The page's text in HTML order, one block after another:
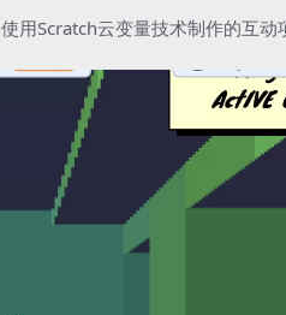
使用Scratch云变量技术制作的互